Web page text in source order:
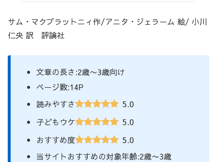
サム・マクブラットニィ作/アニタ・ジェラーム 絵/ 小川
仁央 訳 評論社
文章の長さ:2歳〜3歳向け
ページ数:14P
読みやすさ
5.0
子どもウケ 5.0
おすすめ度 5.0
当サイトおすすめの対象年齢:2歳〜3歳